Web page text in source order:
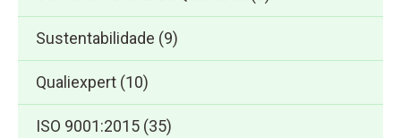
Sustentabilidade (9)
Qualiexpert (10)
ISO 9001:2015 (35)